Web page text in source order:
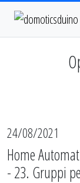
24/08/2021
Home
- 23. Gruppi